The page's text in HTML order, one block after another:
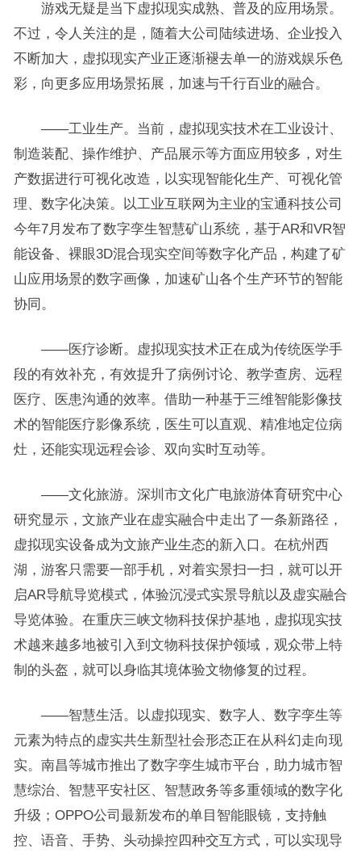
游戏无疑是当下虚拟现实成熟、普及的应用场景。
不过，令人关注的是，随着大公司陆续进场、企业投入
不断加大，虚拟现实产业正逐渐褪去单一的游戏娱乐色
彩，向更多应用场景拓展，加速与千行百业的融合。
——工业生产。当前，虚拟现实技术在工业设计、
制造装配、操作维护、产品展示等方面应用较多，对生
产数据进行可视化改造，以实现智能化生产、可视化管
理、数字化决策。以工业互联网为主业的宝通科技公司
今年7月发布了数字孪生智慧矿山系统，基于AR和VR智
能设备、裸眼3D混合现实空间等数字化产品，构建了矿
山应用场景的数字画像，加速矿山各个生产环节的智能
协同。
——医疗诊断。虚拟现实技术正在成为传统医学手
段的有效补充，有效提升了病例讨论、教学查房、远程
医疗、医患沟通的效率。借助一种基于三维智能影像技
术的智能医疗影像系统，医生可以直观、精准地定位病
灶，还能实现远程会诊、双向实时互动等。
——文化旅游。深圳市文化广电旅游体育研究中心
研究显示，文旅产业在虚实融合中走出了一条新路径，
虚拟现实设备成为文旅产业生态的新入口。在杭州西
湖，游客只需要一部手机，对着实景扫一扫，就可以开
启AR导航导览模式，体验沉浸式实景导航以及虚实融合
导览体验。在重庆三峡文物科技保护基地，虚拟现实技
术越来越多地被引入到文物科技保护领域，观众带上特
制的头盔，就可以身临其境体验文物修复的过程。
——智慧生活。以虚拟现实、数字人、数字孪生等
元素为特点的虚实共生新型社会形态正在从科幻走向现
实。南昌等城市推出了数字孪生城市平台，助力城市智
慧综治、智慧平安社区、智慧政务等多重领域的数字化
升级；OPPO公司最新发布的单目智能眼镜，支持触
控、语音、手势、头动操控四种交互方式，可以实现导